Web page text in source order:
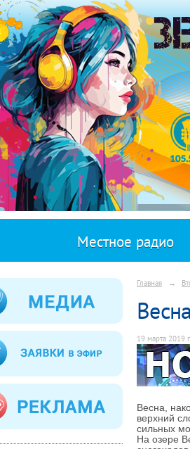
Местное радио
Главная →
19 марта 2019 г.
Весна,
верхний
сильных
На озере